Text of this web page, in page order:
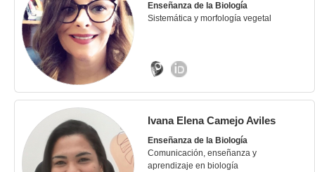
Enseñanza de la Biología
Sistemática y morfología vegetal
Ivana Elena Camejo Aviles
Enseñanza de la Biología
Comunicación, enseñanza y
aprendizaje en biología